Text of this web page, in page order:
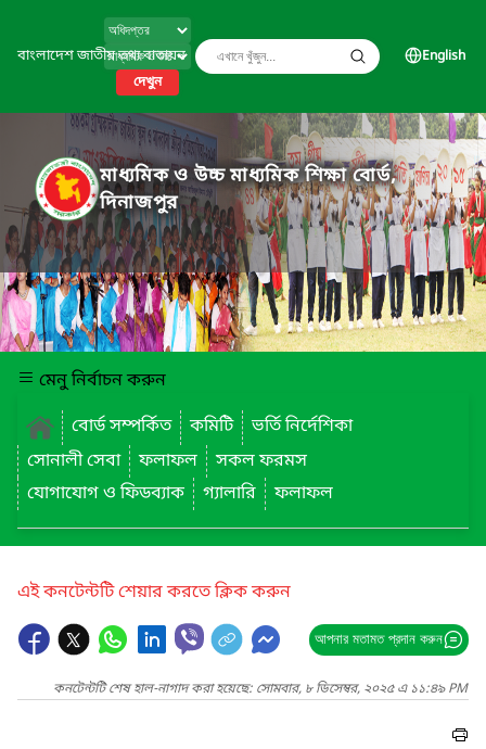
বাংলাদেশ জাতীয় তথ্য বাতায়ন
দেখুন
English
মাধ্যমিক ও উচ্চ মাধ্যমিক শিক্ষা বোর্ড,
দিনাজপুর
মেনু নির্বাচন করুন
বোর্ড সম্পর্কিত
কমিটি
ভর্তি নির্দেশিকা
সোনালী সেবা
ফলাফল
সকল ফরমস
যোগাযোগ ও ফিডব্যাক
গ্যালারি ফলাফল
এই কনটেন্টটি শেয়ার করতে ক্লিক করুন
আপনার মতামত প্রদান করুন
কনটেন্টটি শেষ হাল-নাগাদ করা হয়েছে: সোমবার, ৮ ডিসেম্বর, ২০২৫ এ ১১:৪৯ PM